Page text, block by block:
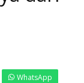
WhatsApp